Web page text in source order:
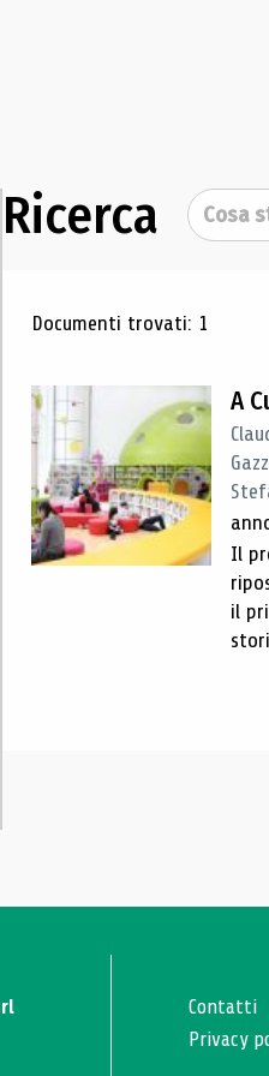
Ricerca Cerca
Risultati di
Documenti trovati: 1
A
Il
il
Contatti
Privacy